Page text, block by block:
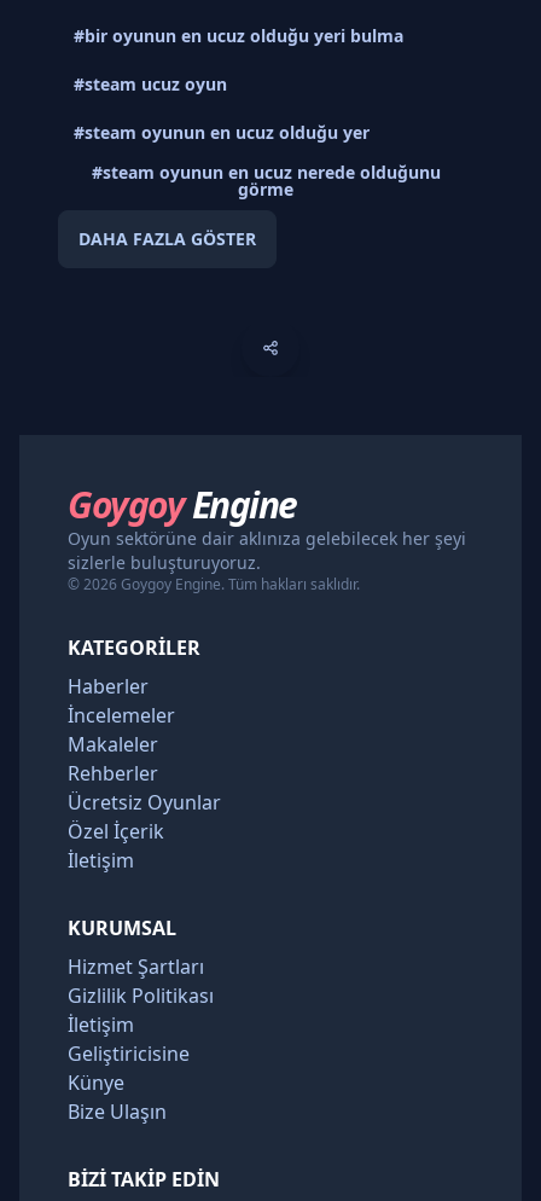
#bir oyunun en ucuz olduğu yeri bulma
#steam ucuz oyun
#steam oyunun en ucuz olduğu yer
#steam oyunun en ucuz nerede olduğunu
görme
DAHA FAZLA GÖSTER
GoygoyEngine
Oyun sektörüne dair aklınıza gelebilecek her şeyi
sizlerle buluşturuyoruz.
© 2026 Goygoy Engine. Tüm hakları saklıdır.
KATEGORILER
Haberler
İncelemeler
Makaleler
Rehberler
Ücretsiz Oyunlar
Özel İçerik
İletişim
KURUMSAL
Hizmet Şartları
Gizlilik Politikası
İletişim
Geliştiricisine
Künye
Bize Ulaşın
BIZI TAKIP EDIN